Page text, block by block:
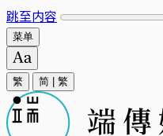
跳至内容
菜单
繁 简 繁